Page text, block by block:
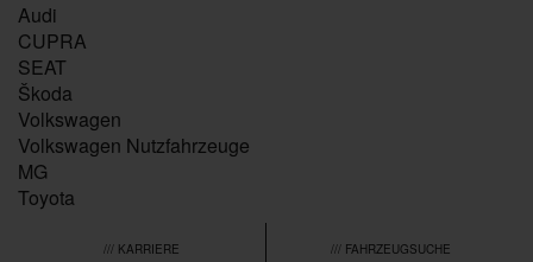
Audi
CUPRA
SEAT
Škoda
Volkswagen
Volkswagen Nutzfahrzeuge
MG
Toyota
/// KARRIERE /// FAHRZEUGSUCHE